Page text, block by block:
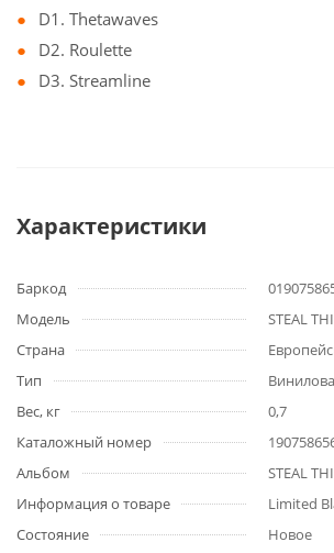
D1. Thetawaves
D2. Roulette
D3. Streamline
Характеристики
Баркод
Модель
STEAL
Страна
Тип
Вес, кг
0,7
Каталожный номер
Альбом
STEAL
Информация о товаре
Limited
Состояние
Новое